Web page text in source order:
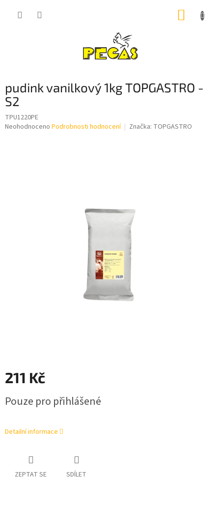
pudink vanilkový 1kg TOPGASTRO -
S2
TPU1220PE
Průměrné
Neohodnoceno Podrobnosti hodnocení Značka: TOPGASTRO
211 Kč
cena:
Pouze pro přihlášené
Detailní informace
ZEPTAT SE SDÍLET